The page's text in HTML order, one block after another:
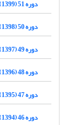
دوره 51 (1399)
دوره 50 (1398)
دوره 49 (1397)
دوره 48 (1396)
دوره 47 (1395)
دوره 46 (1394)